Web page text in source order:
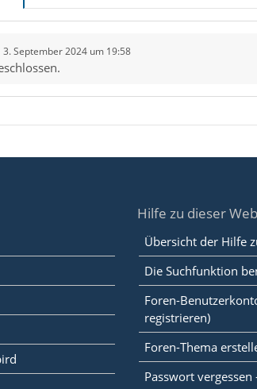
3. September 2024 um 19:58
Hilfe zu dieser
Übersicht der Hilfe
Die Suchfunktion
Foren-
registrieren)
Foren-Thema
Passwort